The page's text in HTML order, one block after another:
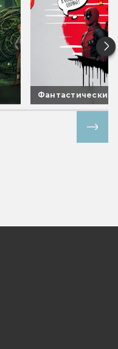
Фантастические